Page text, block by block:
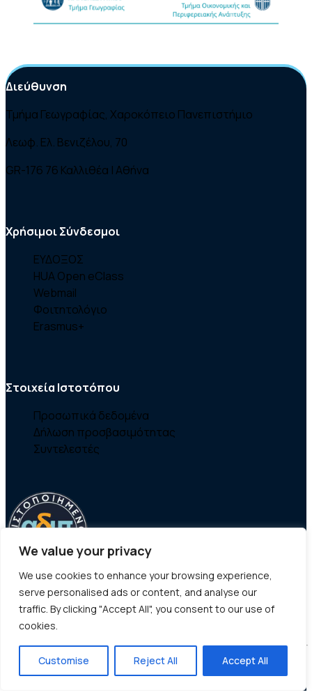
We value your privacy
We use cookies to enhance your browsing experience,
serve personalised ads or content, and analyse our
traffic. By clicking "Accept All", you consent to our use of
cookies.
Customise Reject All Accept All
Διεύθυνση
Τμήμα Γεωγραφίας, Χαροκόπειο Πανεπιστήμιο
Λεωφ. Ελ. Βενιζέλου, 70
GR-176 76 Καλλιθέα | Αθήνα
Χρήσιμοι Σύνδεσμοι
ΕΥΔΟΞΟΣ
HUA Open eClass
Webmail
Φοιτητολόγιο
Erasmus+
Στοιχεία Ιστοτόπου
Προσωπικά δεδομένα
Δήλωση προσβασιμότητας
Συντελεστές
© Copyright - Τμήμα Γεωγραφίας |Χαροκόπειο Πανεπιστήμιο